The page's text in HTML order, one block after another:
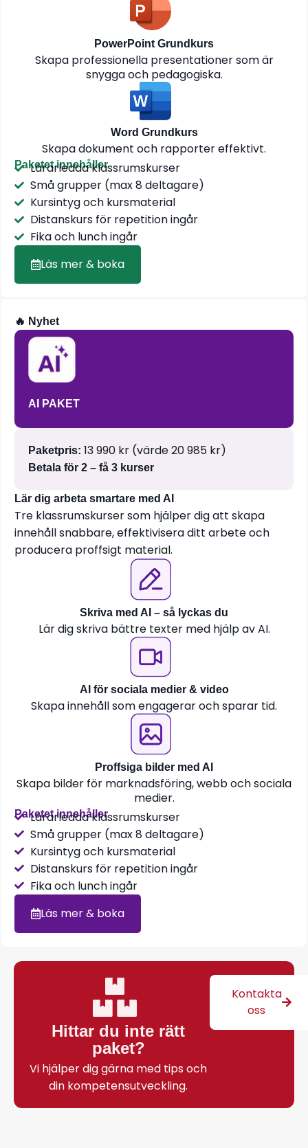
PowerPoint Grundkurs
Skapa professionella presentationer som är
snygga och pedagogiska.
Word Grundkurs
Skapa dokument och rapporter effektivt.
Paketet innehåller
Lärarledda klassrumskurser
Små grupper (max 8 deltagare)
Kursintyg och kursmaterial
Distanskurs för repetition ingår
Fika och lunch ingår
Läs mer & boka
🔥 Nyhet
AI PAKET
Paketpris: 13 990 kr (värde 20 985 kr)
Betala för 2 – få 3 kurser
Lär dig arbeta smartare med AI
Tre klassrumskurser som hjälper dig att skapa
innehåll snabbare, effektivisera ditt arbete och
producera proffsigt material.
Skriva med AI – så lyckas du
Lär dig skriva bättre texter med hjälp av AI.
AI för sociala medier & video
Skapa innehåll som engagerar och sparar tid.
Proffsiga bilder med AI
Skapa bilder för marknadsföring, webb och sociala
medier.
Paketet innehåller
Lärarledda klassrumskurser
Små grupper (max 8 deltagare)
Kursintyg och kursmaterial
Distanskurs för repetition ingår
Fika och lunch ingår
Läs mer & boka
Hittar du inte rätt
paket?
Vi hjälper dig gärna med tips och
din kompetensutveckling.
Kontakta
oss